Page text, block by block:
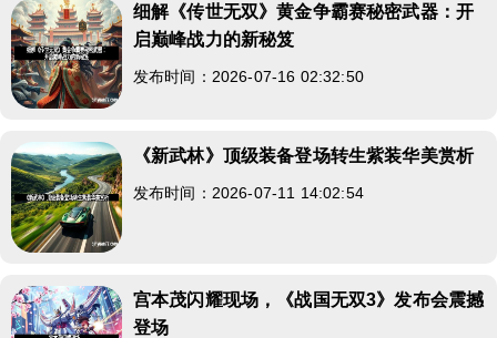
细解《传世无双》黄金争霸赛秘密武器：开
启巅峰战力的新秘笈
发布时间：2026-07-16 02:32:50
《新武林》顶级装备登场转生紫装华美赏析
发布时间：2026-07-11 14:02:54
宫本茂闪耀现场，《战国无双3》发布会震撼
登场